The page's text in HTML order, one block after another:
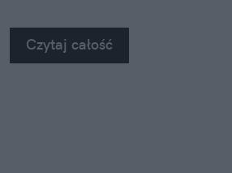
Czytaj całość